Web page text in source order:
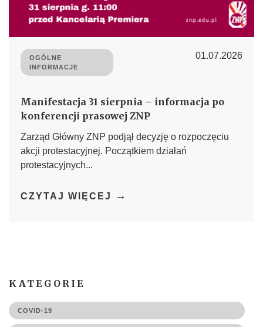
OGÓLNE
INFORMACJE
01.07.2026
Manifestacja 31 sierpnia – informacja po
konferencji prasowej ZNP
Zarząd Główny ZNP podjął decyzję o rozpoczęciu
akcji protestacyjnej. Początkiem działań
protestacyjnych...
CZYTAJ WIĘCEJ →
KATEGORIE
COVID-19